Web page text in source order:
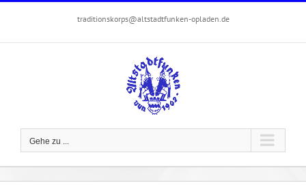
springen
traditionskorps@altstadtfunken-opladen.de
Gehe zu ...